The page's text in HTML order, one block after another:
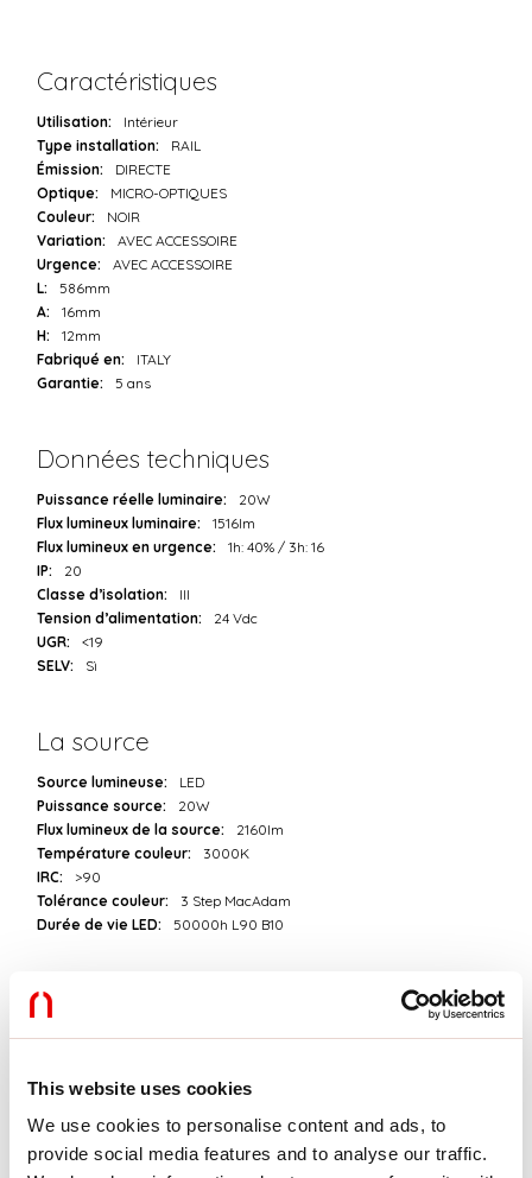
This website uses cookies
We use cookies to personalise content and ads, to
provide social media features and to analyse our traffic.
Caractéristiques
Utilisation:
Intérieur
Type installation:
RAIL
Émission:
DIRECTE
Optique:
MICRO-OPTIQUES
Couleur:
NOIR
Variation:
AVEC ACCESSOIRE
Urgence:
AVEC ACCESSOIRE
L:
586mm
A:
16mm
H:
12mm
Fabriqué en:
ITALY
Garantie:
5 ans
Données techniques
Puissance réelle luminaire:
20W
Flux lumineux luminaire:
1516lm
Flux lumineux en urgence:
1h: 40% / 3h: 16
IP:
20
Classe d’isolation:
III
Tension d’alimentation:
24 Vdc
UGR:
<19
SELV:
Sì
La source
Source lumineuse:
LED
Puissance source:
20W
Flux lumineux de la source:
2160lm
Température couleur:
3000K
IRC:
>90
Tolérance couleur:
3 Step MacAdam
Durée de vie LED:
50000h L90 B10
Télécharger
EXTRAIT CATALOGUE